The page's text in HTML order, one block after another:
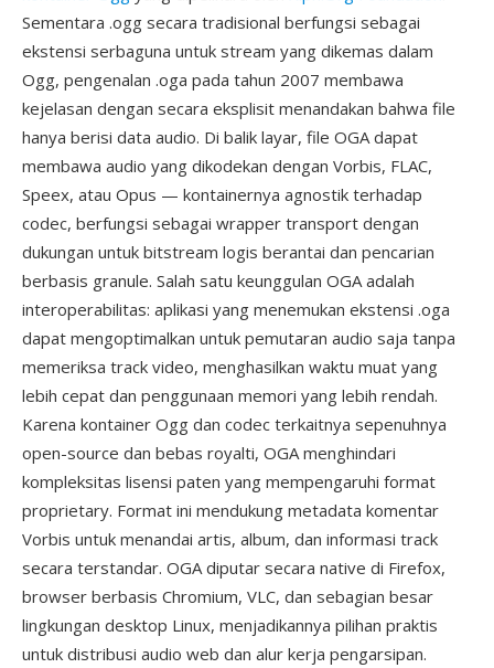
Sementara .ogg secara tradisional berfungsi sebagai
ekstensi serbaguna untuk stream yang dikemas dalam
Ogg, pengenalan .oga pada tahun 2007 membawa
kejelasan dengan secara eksplisit menandakan bahwa file
hanya berisi data audio. Di balik layar, file OGA dapat
membawa audio yang dikodekan dengan Vorbis, FLAC,
Speex, atau Opus — kontainernya agnostik terhadap
codec, berfungsi sebagai wrapper transport dengan
dukungan untuk bitstream logis berantai dan pencarian
berbasis granule. Salah satu keunggulan OGA adalah
interoperabilitas: aplikasi yang menemukan ekstensi .oga
dapat mengoptimalkan untuk pemutaran audio saja tanpa
memeriksa track video, menghasilkan waktu muat yang
lebih cepat dan penggunaan memori yang lebih rendah.
Karena kontainer Ogg dan codec terkaitnya sepenuhnya
open-source dan bebas royalti, OGA menghindari
kompleksitas lisensi paten yang mempengaruhi format
proprietary. Format ini mendukung metadata komentar
Vorbis untuk menandai artis, album, dan informasi track
secara terstandar. OGA diputar secara native di Firefox,
browser berbasis Chromium, VLC, dan sebagian besar
lingkungan desktop Linux, menjadikannya pilihan praktis
untuk distribusi audio web dan alur kerja pengarsipan.